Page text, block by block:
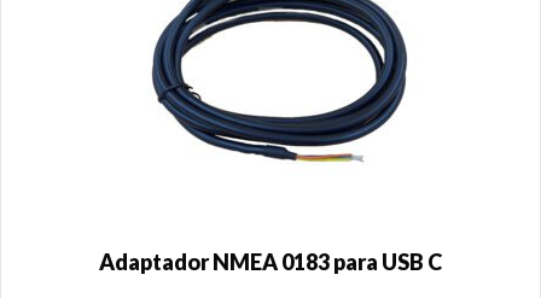
Adaptador NMEA 0183 para USB C